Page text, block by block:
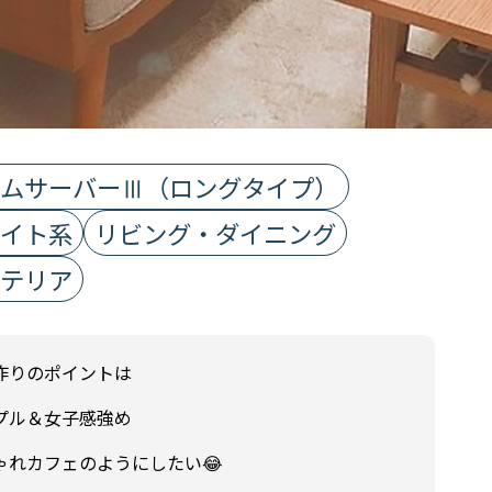
サーバーⅢ（ロングタイプ）
ト系
リビング・ダイニング
リア
りのポイントは
ル＆女子感強め
れカフェのようにしたい😂